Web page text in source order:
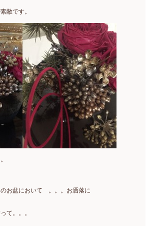
敵です。
お盆において 。。。お洒落に
。。。